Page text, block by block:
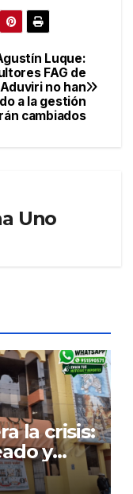
Luque:
FAG de
Aduviri no han
a la gestión
cambiados
Uno
la crisis:
y